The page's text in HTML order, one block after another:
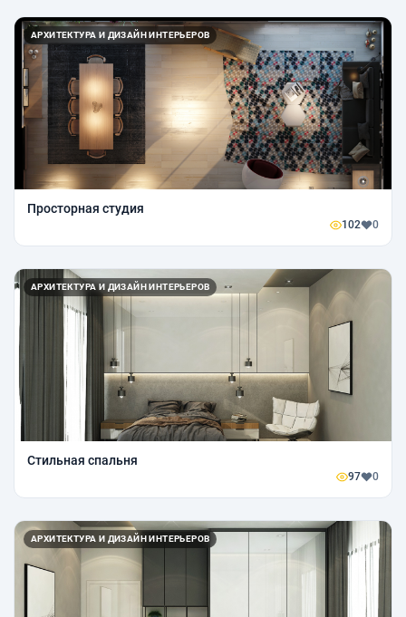
АРХИТЕКТУРА И ДИЗАЙН ИНТЕРЬЕРОВ
Просторная студия
102 0
АРХИТЕКТУРА И ДИЗАЙН ИНТЕРЬЕРОВ
Стильная спальня
97 0
АРХИТЕКТУРА И ДИЗАЙН ИНТЕРЬЕРОВ